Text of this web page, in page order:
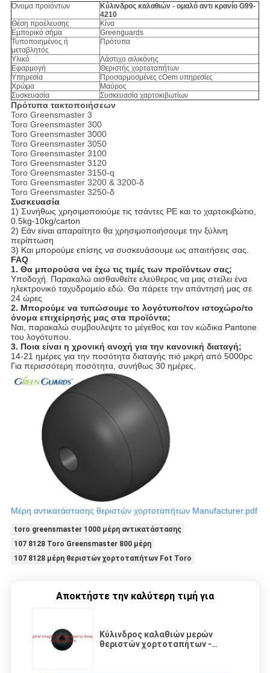
Όνομα προϊόντων
Κύλινδρος καλαθιών - ομαλό αντι κρανίο G99-
4210
Θέση προέλευσης
Κίνα
Εμπορικό σήμα
Greenguards
Τυποποιημένος ή
μεταβλητός
Πρότυπα
Υλικό
Λάστιχο σιλικόνης
Εφαρμογή
Θεριστής χορτοταπήτων
Υπηρεσία
Προσαρμοσμένες cOem υπηρεσίες
Χρώμα
Μαύρος
Συσκευασία
Συσκευασία χαρτοκιβωτίων
Πρότυπα τακτοποιήσεων
Toro Greensmaster 3
Toro Greensmaster 300
Toro Greensmaster 3000
Toro Greensmaster 3050
Toro Greensmaster 3100
Toro Greensmaster 3120
Toro Greensmaster 3150-q
Toro Greensmaster 3200 & 3200-δ
Toro Greensmaster 3250-δ
Συσκευασία
1) Συνήθως χρησιμοποιούμε τις τσάντες PE και το χαρτοκιβώτιο,
0.5kg-10kg/carton
2) Εάν είναι απαραίτητο θα χρησιμοποιήσουμε την ξύλινη
περίπτωση
3) Και μπορούμε επίσης να συσκευάσουμε ως απαιτήσεις σας.
FAQ
1. Θα μπορούσα να έχω τις τιμές των προϊόντων σας;
Υποδοχή. Παρακαλώ αισθανθείτε ελεύθερος να μας στείλει ένα
ηλεκτρονικό ταχυδρομείο εδώ. Θα πάρετε την απάντησή μας σε
24 ώρες
2. Μπορούμε να τυπώσουμε το λογότυπο/τον ιστοχώρο/το
όνομα επιχείρησής μας στα προϊόντα;
Ναι, παρακαλώ συμβουλεψτε το μέγεθος και τον κώδικα Pantone
του λογότυπου.
3. Ποια είναι η χρονική ανοχή για την κανονική διαταγή;
14-21 ημέρες για την ποσότητα διαταγής πιό μικρή από 5000pc
Για περισσότερη ποσότητα, συνήθως 30 ημέρες.
Μέρη αντικατάστασης θεριστών χορτοταπήτων Manufacturer.pdf
toro greensmaster 1000 μέρη αντικατάστασης
107 8128 Toro Greensmaster 800 μέρη
107 8128 μέρη θεριστών χορτοταπήτων Fot Toro
Αποκτήστε την καλύτερη τιμή για
Κύλινδρος καλαθιών μερών
θεριστών χορτοταπήτων -